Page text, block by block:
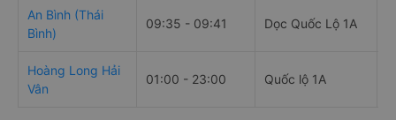
An Bình (Thái
Bình)
09:35 - 09:41 Dọc Quốc Lộ 1A
Hoàng Long Hải
Vân
01:00 - 23:00 Quốc lộ 1A